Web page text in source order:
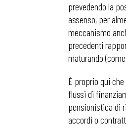
prevedendo la
assenso, per
meccanismo
precedenti
maturando
È proprio qui
flussi di
pensionistica di
accordi o